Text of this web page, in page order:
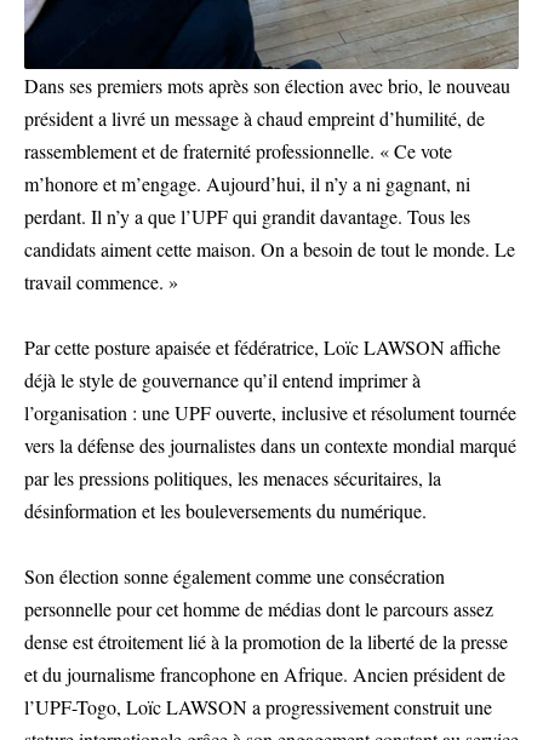
Dans ses premiers mots après son élection avec brio, le nouveau
président a livré un message à chaud empreint d’humilité, de
rassemblement et de fraternité professionnelle. « Ce vote
m’honore et m’engage. Aujourd’hui, il n’y a ni gagnant, ni
perdant. Il n’y a que l’UPF qui grandit davantage. Tous les
candidats aiment cette maison. On a besoin de tout le monde. Le
travail commence. »
Par cette posture apaisée et fédératrice, Loïc LAWSON affiche
déjà le style de gouvernance qu’il entend imprimer à
l’organisation : une UPF ouverte, inclusive et résolument tournée
vers la défense des journalistes dans un contexte mondial marqué
par les pressions politiques, les menaces sécuritaires, la
désinformation et les bouleversements du numérique.
Son élection sonne également comme une consécration
personnelle pour cet homme de médias dont le parcours assez
dense est étroitement lié à la promotion de la liberté de la presse
et du journalisme francophone en Afrique. Ancien président de
l’UPF-Togo, Loïc LAWSON a progressivement construit une